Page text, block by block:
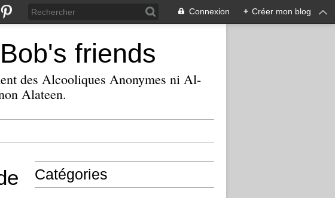
Connexion + Créer mon blog
friends
des Alcooliques Anonymes ni Al-
Alateen.
Catégories